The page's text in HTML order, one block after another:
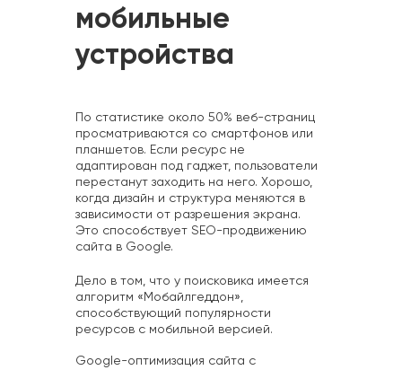
мобильные
устройства
По статистике около 50% веб-страниц
просматриваются со смартфонов или
планшетов. Если ресурс не
адаптирован под гаджет, пользователи
перестанут заходить на него. Хорошо,
когда дизайн и структура меняются в
зависимости от разрешения экрана.
Это способствует SEO-продвижению
сайта в Google.
Дело в том, что у поисковика имеется
алгоритм «Мобайлгеддон»,
способствующий популярности
ресурсов с мобильной версией.
Google-оптимизация сайта с